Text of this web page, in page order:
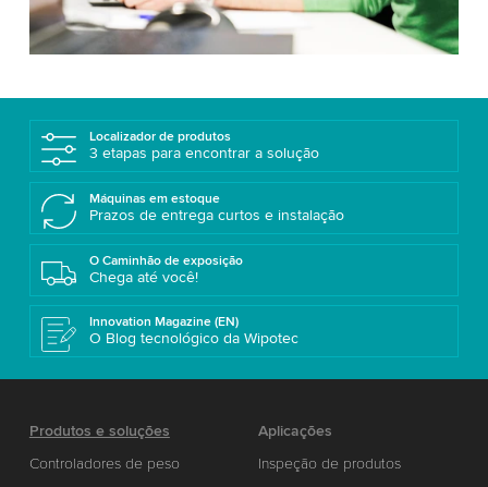
Localizador de produtos
3 etapas para encontrar a solução
Máquinas em estoque
Prazos de entrega curtos e instalação
O Caminhão de exposição
Chega até você!
Innovation Magazine (EN)
O Blog tecnológico da Wipotec
Produtos e soluções
Controladores de peso
Aplicações
Inspeção de produtos